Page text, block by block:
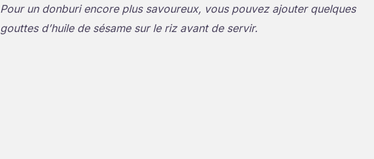
Pour un donburi encore plus savoureux, vous pouvez ajouter quelques
gouttes d’huile de sésame sur le riz avant de servir.